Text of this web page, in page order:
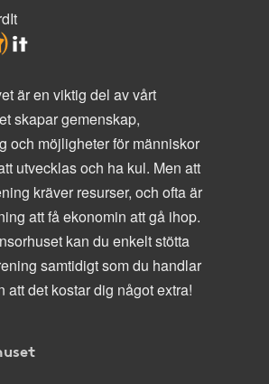
är en viktig del av vårt
skapar gemenskap,
och möjligheter för människor
utvecklas och ha kul. Men att
kräver resurser, och ofta är
att få ekonomin att gå ihop.
kan du enkelt stötta
samtidigt som du handlar
att det kostar dig något extra!